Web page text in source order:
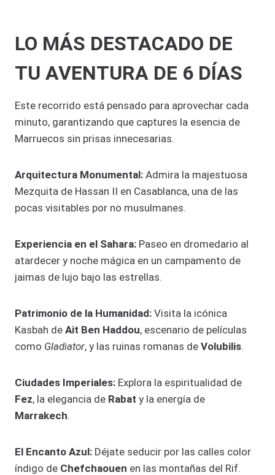
LO MÁS DESTACADO DE
TU AVENTURA DE 6 DÍAS
Este recorrido está pensado para aprovechar cada
minuto, garantizando que captures la esencia de
Marruecos sin prisas innecesarias.
Arquitectura Monumental: Admira la majestuosa
Mezquita de Hassan II en Casablanca, una de las
pocas visitables por no musulmanes.
Experiencia en el Sahara: Paseo en dromedario al
atardecer y noche mágica en un campamento de
jaimas de lujo bajo las estrellas.
Patrimonio de la Humanidad: Visita la icónica
Kasbah de Ait Ben Haddou, escenario de películas
como Gladiator, y las ruinas romanas de Volubilis.
Ciudades Imperiales: Explora la espiritualidad de
Fez, la elegancia de Rabat y la energía de
Marrakech.
El Encanto Azul: Déjate seducir por las calles color
índigo de Chefchaouen en las montañas del Rif.